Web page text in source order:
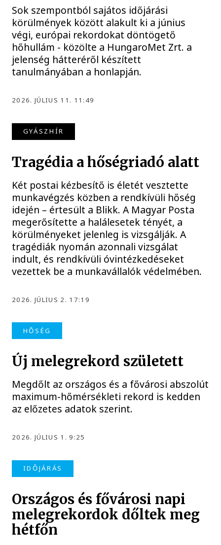
Sok szempontból sajátos időjárási
körülmények között alakult ki a június
végi, európai rekordokat döntögető
hőhullám - közölte a HungaroMet Zrt. a
jelenség hátteréről készített
tanulmányában a honlapján.
2026. JÚLIUS 11. 11:49
GYÁSZHÍR
Tragédia a hőségriadó alatt
Két postai kézbesítő is életét vesztette
munkavégzés közben a rendkívüli hőség
idején – értesült a Blikk. A Magyar Posta
megerősítette a halálesetek tényét, a
körülményeket jelenleg is vizsgálják. A
tragédiák nyomán azonnali vizsgálat
indult, és rendkívüli óvintézkedéseket
vezettek be a munkavállalók védelmében.
2026. JÚLIUS 2. 17:19
HŐSÉG
Új melegrekord született
Megdőlt az országos és a fővárosi abszolút
maximum-hőmérsékleti rekord is kedden
az előzetes adatok szerint.
2026. JÚLIUS 1. 9:25
IDŐJÁRÁS
Országos és fővárosi napi
melegrekordok dőltek meg
hétfőn